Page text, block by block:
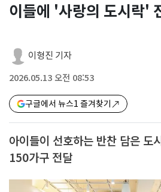
이들에 '사랑의 도시락'
이형진 기자
2026.05.13 오전 08:53
구글에서 뉴스1 즐겨찾기
아이들이 선호하는 반찬 담은 도
150가구 전달